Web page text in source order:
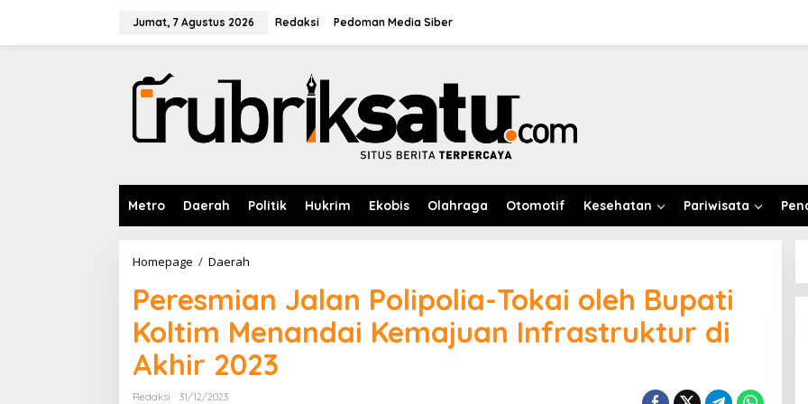
Jumat, 7 Agustus 2026 Redaksi Pedoman Media Siber
Metro Daerah Politik Hukrim Ekobis Olahraga Otomotif Kesehatan Pariwisata
Homepage / Daerah
r
e
s
m
i
a
Peresmian Jalan Polipolia-Tokai oleh Bupati
Koltim Menandai Kemajuan Infrastruktur di
Akhir 2023
Redaksi
31/12/2023